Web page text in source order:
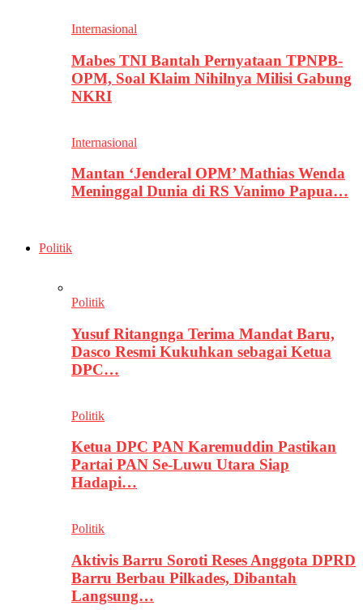
Internasional
Mabes TNI Bantah Pernyataan TPNPB-
OPM, Soal Klaim Nihilnya Milisi Gabung
NKRI
Internasional
Mantan ‘Jenderal OPM’ Mathias Wenda
Meninggal Dunia di RS Vanimo Papua…
Politik
Politik
Yusuf Ritangnga Terima Mandat Baru,
Dasco Resmi Kukuhkan sebagai Ketua
DPC…
Politik
Ketua DPC PAN Karemuddin Pastikan
Partai PAN Se-Luwu Utara Siap
Hadapi…
Politik
Aktivis Barru Soroti Reses Anggota DPRD
Barru Berbau Pilkades, Dibantah
Langsung…